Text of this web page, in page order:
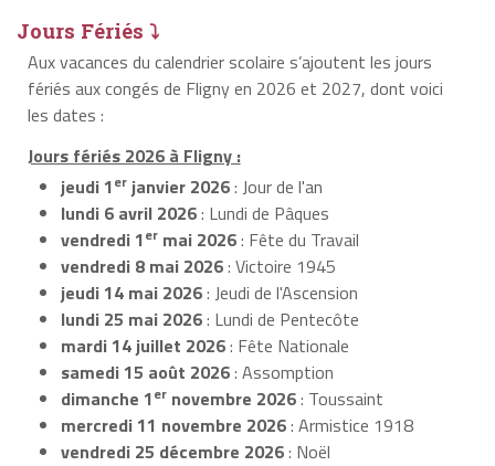
Jours Fériés ⤵
Aux vacances du calendrier scolaire s’ajoutent les jours
fériés aux congés de Fligny en 2026 et 2027, dont voici
les dates :
Jours fériés 2026 à Fligny :
jeudi 1er janvier 2026: Jour de l'an
lundi 6 avril 2026: Lundi de Pâques
vendredi 1er mai 2026: Fête du Travail
vendredi 8 mai 2026: Victoire 1945
jeudi 14 mai 2026: Jeudi de l'Ascension
lundi 25 mai 2026: Lundi de Pentecôte
mardi 14 juillet 2026: Fête Nationale
samedi 15 août 2026: Assomption
dimanche 1er novembre 2026: Toussaint
mercredi 11 novembre 2026: Armistice 1918
vendredi 25 décembre 2026: Noël